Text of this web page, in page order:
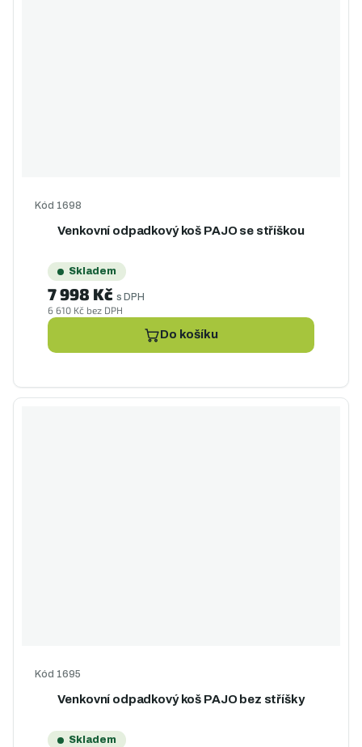
Venkovní odpadkový koš PAJO se stříškou
Kód 1698
Skladem
6 610 Kč bez DPH
7 998 Kč s DPH
Do košíku
Venkovní odpadkový koš PAJO bez stříšky
Kód 1695
Skladem